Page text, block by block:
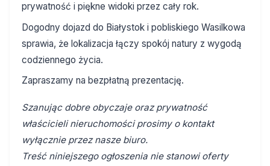
prywatność i piękne widoki przez cały rok.
Dogodny dojazd do Białystok i pobliskiego Wasilkowa
sprawia, że lokalizacja łączy spokój natury z wygodą
codziennego życia.
Zapraszamy na bezpłatną prezentację.
Szanując dobre obyczaje oraz prywatność
właścicieli nieruchomości prosimy o kontakt
wyłącznie przez nasze biuro.
Treść niniejszego ogłoszenia nie stanowi oferty